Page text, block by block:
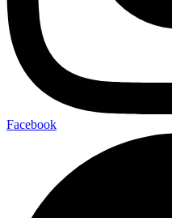
Facebook